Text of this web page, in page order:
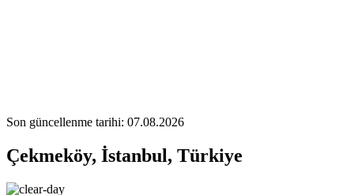
Son güncellenme tarihi: 07.08.2026
Çekmeköy, İstanbul, Türkiye